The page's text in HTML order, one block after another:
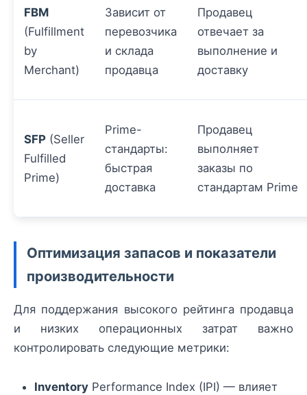
FBM
(Fulfillment
by
Merchant)
Зависит от
перевозчика
и склада
продавца
Продавец
отвечает за
выполнение и
доставку
SFP (Seller
Fulfilled
Prime)
Prime-
стандарты:
быстрая
доставка
Продавец
выполняет
заказы по
стандартам Prime
Оптимизация запасов и показатели
производительности
Для поддержания высокого рейтинга продавца
и низких операционных затрат важно
контролировать следующие метрики:
Inventory Performance Index (IPI) — влияет